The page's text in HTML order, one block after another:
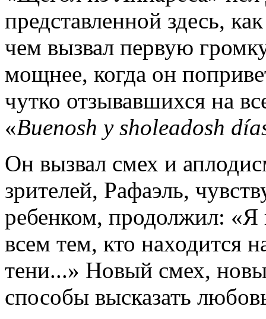
представленной здесь,
чем вызвал первую
мощнее, когда он
чутко отзывавшихся на
«Buenosh y sholeadosh dí
Он вызвал смех и
зрителей, Рафаэль,
ребенком, продолжил:
всем тем, кто находится
тени...» Новый смех,
способы высказать